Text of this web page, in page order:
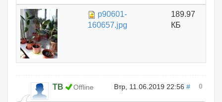
p90601-
160657.jpg
189.97
КБ
ТВ Offline Втр, 11.06.2019 22:56 # 0